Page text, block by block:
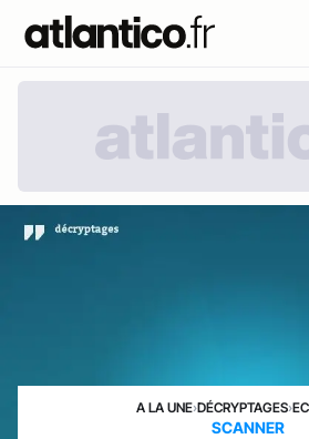
A LA UNE›DÉCRYPTAGES›
SCANNER